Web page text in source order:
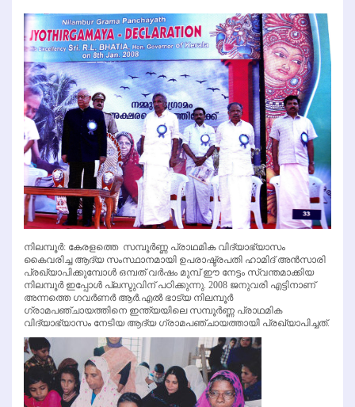
നിലമ്പൂര്‍: കേരളത്തെ സമ്പൂര്‍ണ്ണ പ്രാഥമിക വിദ്യാഭ്യാസം
കൈവരിച്ച ആദ്യ സംസ്ഥാനമായി ഉപരാഷ്ട്രപതി ഹാമിദ് അന്‍സാരി
പ്രഖ്യാപിക്കുമ്പോള്‍ ഒമ്പത് വര്‍ഷം മുമ്പ് ഈ നേട്ടം സ്വന്തമാക്കിയ
നിലമ്പൂര്‍ ഇപ്പോള്‍ പ്ലസ്ടുവിന് പഠിക്കുന്നു. 2008 ജനുവരി എട്ടിനാണ്
അന്നത്തെ ഗവര്‍ണര്‍ ആര്‍.എല്‍ ഭാട്യ നിലമ്പൂര്‍
ഗ്രാമപഞ്ചായത്തിനെ ഇന്ത്യയിലെ സമ്പൂര്‍ണ്ണ പ്രാഥമിക
വിദ്യാഭ്യാസം നേടിയ ആദ്യ ഗ്രാമപഞ്ചായത്തായി പ്രഖ്യാപിച്ചത്.